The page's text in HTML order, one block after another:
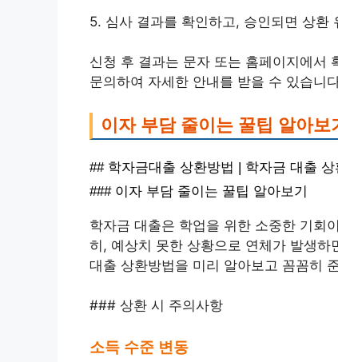
5. 심사 결과를 확인하고, 승인되면 상환
신청 후 결과는 문자 또는 홈페이지에서
문의하여 자세한 안내를 받을 수 있습니
이자 부담 줄이는 꿀팁 알아보
## 학자금대출 상환방법 | 학자금 대출
### 이자 부담 줄이는 꿀팁 알아보기
학자금 대출은 학업을 위한 소중한 기회
히, 예상치 못한 상황으로 연체가 발생
대출 상환방법을 미리 알아보고 꼼꼼히
### 상환 시 주의사항
소득 수준 변동